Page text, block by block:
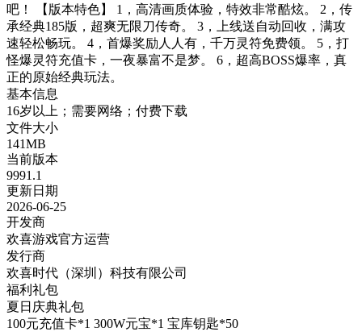
吧！ 【版本特色】 1，高清画质体验，特效非常酷炫。 2，传
承经典185版，超爽无限刀传奇。 3，上线送自动回收，满攻
速轻松畅玩。 4，首爆奖励人人有，千万灵符免费领。 5，打
怪爆灵符充值卡，一夜暴富不是梦。 6，超高BOSS爆率，真
正的原始经典玩法。
基本信息
16岁以上；需要网络；付费下载
文件大小
141MB
当前版本
9991.1
更新日期
2026-06-25
开发商
欢喜游戏官方运营
发行商
欢喜时代（深圳）科技有限公司
福利礼包
夏日庆典礼包
100元充值卡*1 300W元宝*1 宝库钥匙*50